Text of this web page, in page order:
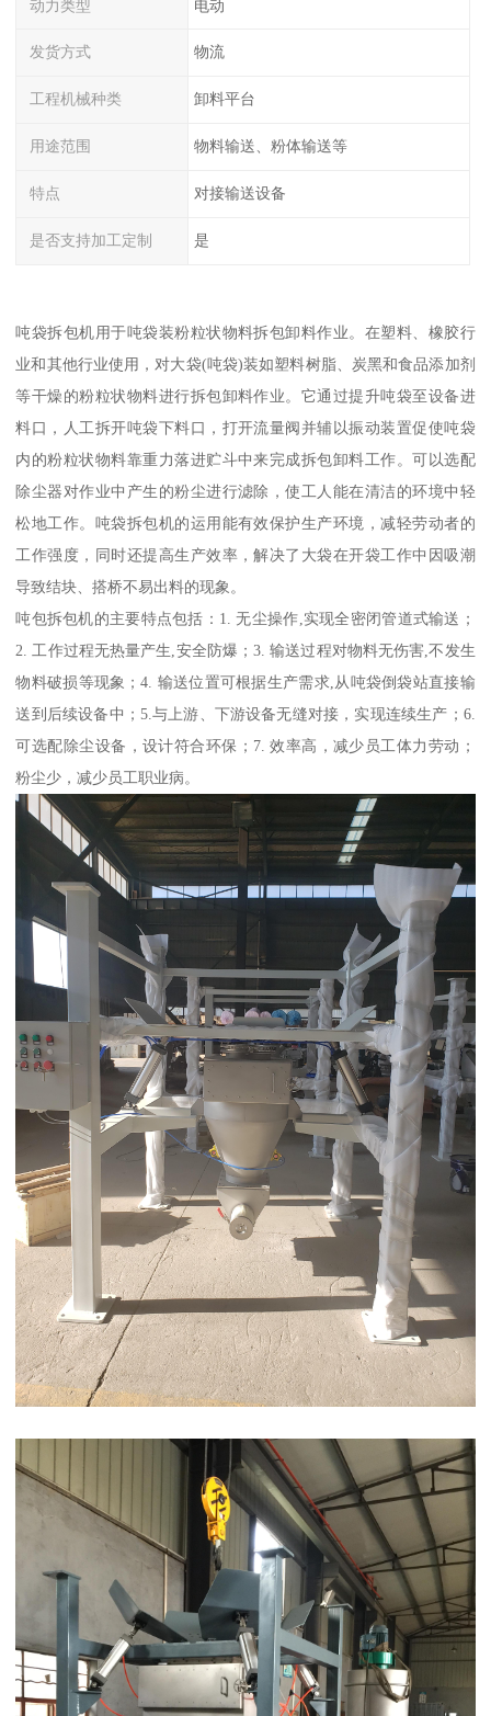
动力类型 电动
发货方式 物流
工程机械种类 卸料平台
用途范围 物料输送、粉体输送等
特点 对接输送设备
是否支持加工定制 是
吨袋拆包机用于吨袋装粉粒状物料拆包卸料作业。在塑料、橡胶行
业和其他行业使用，对大袋(吨袋)装如塑料树脂、炭黑和食品添加剂
等干燥的粉粒状物料进行拆包卸料作业。它通过提升吨袋至设备进
料口，人工拆开吨袋下料口，打开流量阀并辅以振动装置促使吨袋
内的粉粒状物料靠重力落进贮斗中来完成拆包卸料工作。可以选配
除尘器对作业中产生的粉尘进行滤除，使工人能在清洁的环境中轻
松地工作。吨袋拆包机的运用能有效保护生产环境，减轻劳动者的
工作强度，同时还提高生产效率，解决了大袋在开袋工作中因吸潮
导致结块、搭桥不易出料的现象。
吨包拆包机的主要特点包括：1. 无尘操作,实现全密闭管道式输送；
2. 工作过程无热量产生,安全防爆；3. 输送过程对物料无伤害,不发生
物料破损等现象；4. 输送位置可根据生产需求,从吨袋倒袋站直接输
送到后续设备中；5.与上游、下游设备无缝对接，实现连续生产；6.
可选配除尘设备，设计符合环保；7. 效率高，减少员工体力劳动；
粉尘少，减少员工职业病。